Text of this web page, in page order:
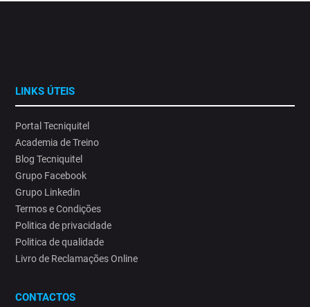
LINKS ÚTEIS
Portal Tecniquitel
Academia de Treino
Blog Tecniquitel
Grupo Facebook
Grupo Linkedin
Termos e Condições
Politica de privacidade
Politica de qualidade
Livro de Reclamações Online
CONTACTOS